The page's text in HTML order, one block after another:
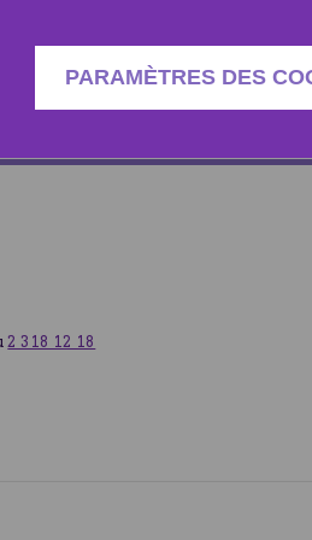
PARAMÈTRES DES
morale islamique, nous fera
de Ramadan !
2 318 12 18